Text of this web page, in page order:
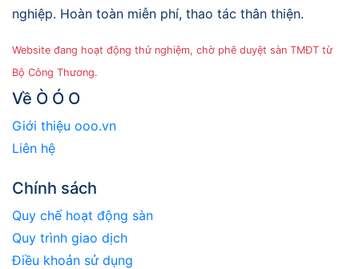
nghiệp. Hoàn toàn miễn phí, thao tác thân thiện.
Website đang hoạt động thử nghiệm, chờ phê duyệt sàn TMĐT từ
Bộ Công Thương.
Về Ò Ó O
Giới thiệu ooo.vn
Liên hệ
Chính sách
Quy chế hoạt động sàn
Quy trình giao dịch
Điều khoản sử dụng